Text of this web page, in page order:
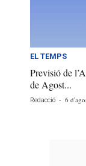
EL TEMPS
Previsió de
de Agost...
Redacció - 6